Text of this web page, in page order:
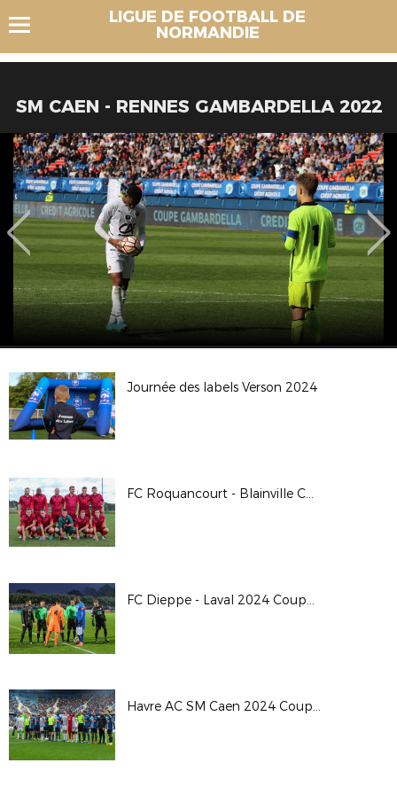
LIGUE DE FOOTBALL DE
NORMANDIE
SM CAEN - RENNES GAMBARDELLA 2022
Journée des labels Verson 2024
FC Roquancourt - Blainville Coupe de France 24/25
FC Dieppe - Laval 2024 Coupe de France
Havre AC SM Caen 2024 Coupe de France